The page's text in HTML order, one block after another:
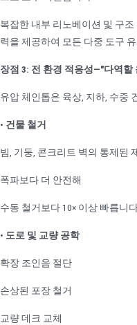
복잡한 내부 리노베이션 및 구
력을 제공하여 모든 다중 도구
장점 3: 전 환경 적응성—"다역할
유압 체인톱은 육상, 지하, 수중
• 건물 철거
빔, 기둥, 콘크리트 벽의 통제된
폭파보다 더 안전해
수동 철거보다 10× 이상 빠릅니
• 도로 및 교량 공학
확장 조인음 절단
손상된 포장 철거
교량 데크 교체